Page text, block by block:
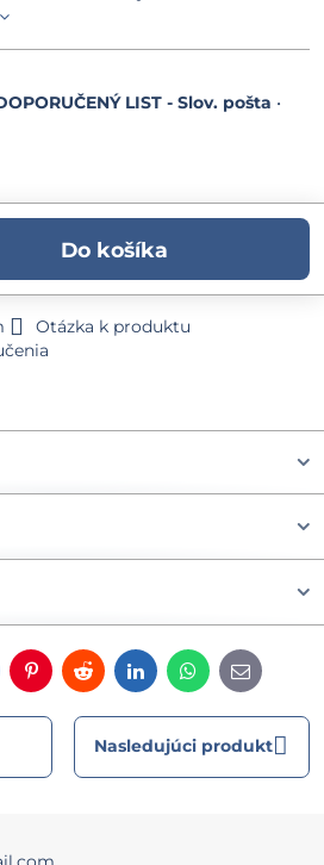
LIST - Slov. pošta •
Do košíka
Otázka k produktu
PinterestRedditLinkedInWhatsApp
E-
mail
Nasledujúci produkt